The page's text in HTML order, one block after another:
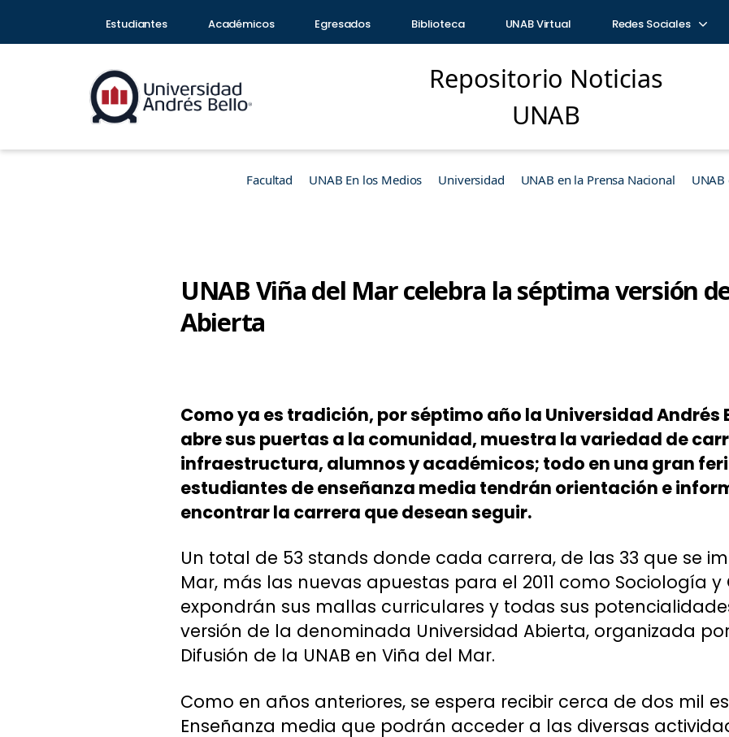
Estudiantes Académicos Egresados Biblioteca UNAB Virtual Redes Sociales
Repositorio Noticias
UNAB
Facultad UNAB En los Medios Universidad UNAB en la Prensa Nacional UNAB
UNAB Viña del Mar celebra la séptima versión
Abierta
Como ya es tradición, por séptimo año la Universidad Andrés
abre sus puertas a la comunidad, muestra la variedad de
infraestructura, alumnos y académicos; todo en una gran
estudiantes de enseñanza media tendrán orientación e
encontrar la carrera que desean seguir.
Un total de 53 stands donde cada carrera, de las 33 que se
Mar, más las nuevas apuestas para el 2011 como Sociología
expondrán sus mallas curriculares y todas sus
versión de la denominada Universidad Abierta, organizada
Difusión de la UNAB en Viña del Mar.
Como en años anteriores, se espera recibir cerca de dos mil
Enseñanza media que podrán acceder a las diversas